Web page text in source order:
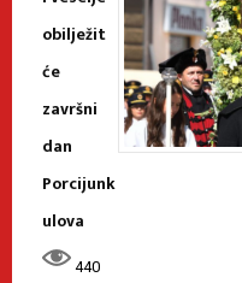
obilježit
će
završni
dan
Porcijunk
ulova
440